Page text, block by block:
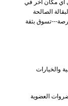
أي مكان آخر في
الصالحة
تسوق بثقة
والخيارات
العضوية